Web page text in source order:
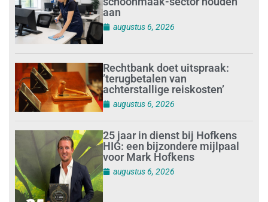
aan
augustus 6, 2026
Rechtbank doet uitspraak:
’terugbetalen van
achterstallige reiskosten’
augustus 6, 2026
25 jaar in dienst bij Hofkens
HIG: een bijzondere mijlpaal
voor Mark Hofkens
augustus 6, 2026